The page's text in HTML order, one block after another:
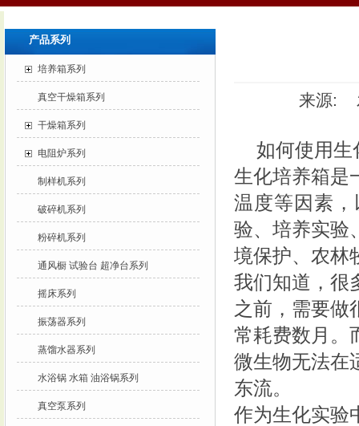
来源:
如何使用生
生化培养箱是
温度等因素
验、培养实验
境保护、农林
我们知道，很
之前，需要做
常耗费数月。
微生物无法在
东流。
作为生化实验
产品系列
培养箱系列
真空干燥箱系列
干燥箱系列
电阻炉系列
制样机系列
破碎机系列
粉碎机系列
通风橱 试验台 超净台系列
摇床系列
振荡器系列
蒸馏水器系列
水浴锅 水箱 油浴锅系列
真空泵系列